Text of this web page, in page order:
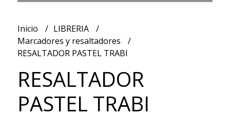
Inicio
LIBRERIA
Marcadores y resaltadores
RESALTADOR PASTEL TRABI
RESALTADOR
PASTEL TRABI